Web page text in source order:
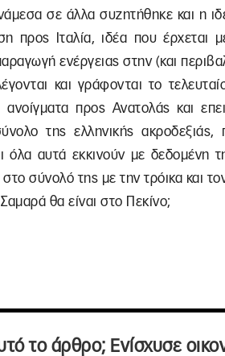
σε άλλα συζητήθηκε και η
προς Ιταλία, ιδέα που έρχεται
ενέργειας στην (και
και γράφονται το
ανοίγματα προς Ανατολάς και
της ελληνικής
όλα αυτά εκκινούν με δεδομένη
στο σύνολό της με την τρόικα και
θα είναι στο Πεκίνο;
το άρθρο; Ενίσχυσε